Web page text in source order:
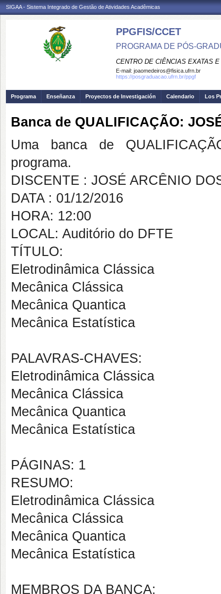
SIGAA - Sistema Integrado de Gestão de Atividades Acadêmicas
PPGFIS/CCET
PROGRAMA DE PÓS-
CENTRO DE CIÊNCIAS EXATAS
E-mail: joaomedeiros@fisica.ufrn.br
https://posgraduacao.ufrn.br/ppgf
Programa Enseñanza Proyectos de Investigación Calendario Los
Banca de QUALIFICAÇÃO:
Uma banca de
programa.
DISCENTE : JOSÉ ARCÊNIO
DATA : 01/12/2016
HORA: 12:00
LOCAL: Auditório do DFTE
TÍTULO:
Eletrodinâmica Clássica
Mecânica Clássica
Mecânica Quantica
Mecânica Estatística
PALAVRAS-CHAVES:
Eletrodinâmica Clássica
Mecânica Clássica
Mecânica Quantica
Mecânica Estatística
PÁGINAS: 1
RESUMO:
Eletrodinâmica Clássica
Mecânica Clássica
Mecânica Quantica
Mecânica Estatística
MEMBROS DA BANCA: